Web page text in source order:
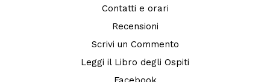
Contatti e orari
Recensioni
Scrivi un Commento
Leggi il Libro degli Ospiti